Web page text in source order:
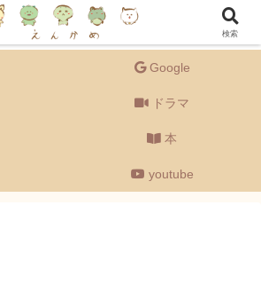
ラマ・映画・ゲーム・音楽・youtube・グルメなど
全般】もゆる〜く語るブログです。
Google
ドラマ
本
youtube
検索